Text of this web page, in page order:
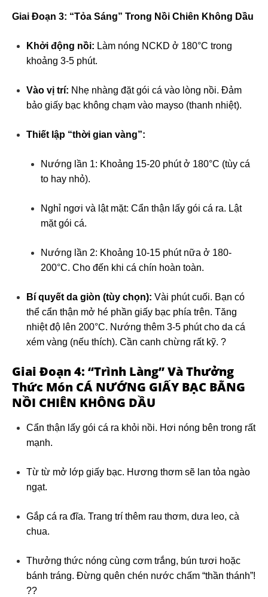
Giai Đoạn 3: “Tỏa Sáng” Trong Nồi Chiên Không Dầu
Khởi động nồi: Làm nóng NCKD ở 180°C trong
khoảng 3-5 phút.
Vào vị trí: Nhẹ nhàng đặt gói cá vào lòng nồi. Đảm
bảo giấy bạc không chạm vào mayso (thanh nhiệt).
Thiết lập “thời gian vàng”:
Nướng lần 1: Khoảng 15-20 phút ở 180°C (tùy cá
to hay nhỏ).
Nghỉ ngơi và lật mặt: Cẩn thận lấy gói cá ra. Lật
mặt gói cá.
Nướng lần 2: Khoảng 10-15 phút nữa ở 180-
200°C. Cho đến khi cá chín hoàn toàn.
Bí quyết da giòn (tùy chọn): Vài phút cuối. Bạn có
thể cẩn thận mở hé phần giấy bạc phía trên. Tăng
nhiệt độ lên 200°C. Nướng thêm 3-5 phút cho da cá
xém vàng (nếu thích). Cần canh chừng rất kỹ. ?
Giai Đoạn 4: “Trình Làng” Và Thưởng
Thức Món CÁ NƯỚNG GIẤY BẠC BẰNG
NỒI CHIÊN KHÔNG DẦU
Cẩn thận lấy gói cá ra khỏi nồi. Hơi nóng bên trong rất
mạnh.
Từ từ mở lớp giấy bạc. Hương thơm sẽ lan tỏa ngào
ngạt.
Gắp cá ra đĩa. Trang trí thêm rau thơm, dưa leo, cà
chua.
Thưởng thức nóng cùng cơm trắng, bún tươi hoặc
bánh tráng. Đừng quên chén nước chấm “thần thánh”!
?️?